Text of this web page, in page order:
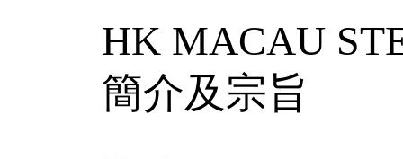
HK MACAU
簡介及宗旨